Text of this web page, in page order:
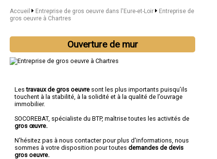
Accueil Entreprise de gros oeuvre dans l'Eure-et-Loir
Entreprise de
gros oeuvre à Chartres
Ouverture de mur
Lestravaux de gros oeuvre sont les plus importants puisqu’ils
touchent à la stabilité, à la solidité et à la qualité de l’ouvrage
immobilier.
SOCOREBAT, spécialiste du BTP, maîtrise toutes les activités de
gros œuvre.
N'hésitez pas à nous contacter pour plus d'informations, nous
sommes à votre disposition pour toutes demandes de devis
gros oeuvre.